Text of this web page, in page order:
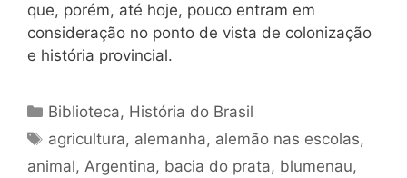
que, porém, até hoje, pouco entram em
consideração no ponto de vista de colonização
e história provincial.
Categorias
Biblioteca, História do Brasil
Tags
agricultura, alemanha, alemão nas escolas,
animal, Argentina, bacia do prata, blumenau,